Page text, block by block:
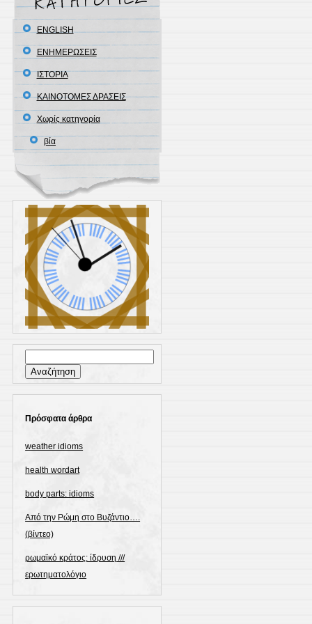
ENGLISH
ΕΝΗΜΕΡΩΣΕΙΣ
ΙΣΤΟΡΙΑ
ΚΑΙΝΟΤΟΜΕΣ ΔΡΑΣΕΙΣ
Χωρίς κατηγορία
βία
για:
Πρόσφατα άρθρα
weather idioms
health wordart
body parts: idioms
Από την Ρώμη στο Βυζάντιο….
(βίντεο)
ρωμαϊκό κράτος: ίδρυση ///
ερωτηματολόγιο